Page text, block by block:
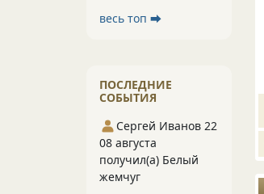
весь топ ⮕
ПОСЛЕДНИЕ
СОБЫТИЯ
Сергей Иванов 22
08 августа
получил(а) Белый
жемчуг